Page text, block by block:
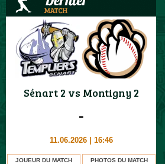
Sénart 2 vs Montigny 2
-
11.06.2026 | 16:46
JOUEUR DU MATCH PHOTOS DU MATCH